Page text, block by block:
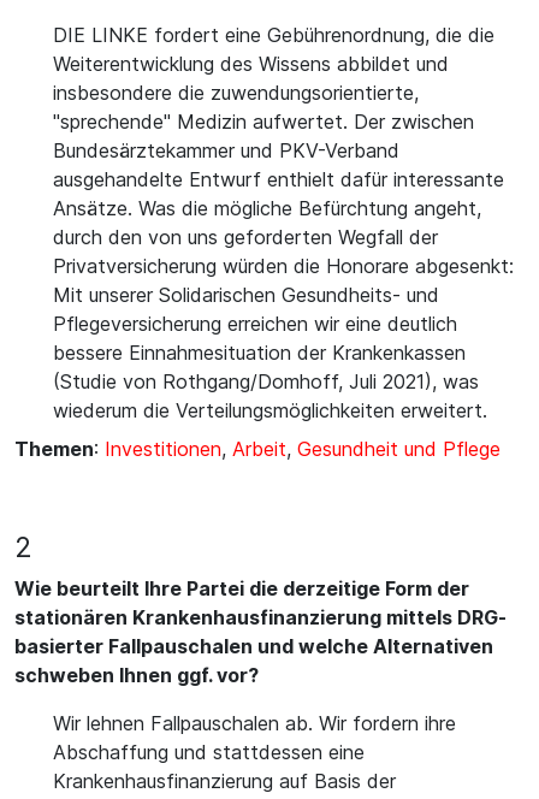
DIE LINKE fordert eine Gebührenordnung, die die
Weiterentwicklung des Wissens abbildet und
insbesondere die zuwendungsorientierte,
"sprechende" Medizin aufwertet. Der zwischen
Bundesärztekammer und PKV-Verband
ausgehandelte Entwurf enthielt dafür interessante
Ansätze. Was die mögliche Befürchtung angeht,
durch den von uns geforderten Wegfall der
Privatversicherung würden die Honorare abgesenkt:
Mit unserer Solidarischen Gesundheits- und
Pflegeversicherung erreichen wir eine deutlich
bessere Einnahmesituation der Krankenkassen
(Studie von Rothgang/Domhoff, Juli 2021), was
wiederum die Verteilungsmöglichkeiten erweitert.
Themen: Investitionen, Arbeit, Gesundheit und Pflege
2
Wie beurteilt Ihre Partei die derzeitige Form der
stationären Krankenhausfinanzierung mittels DRG-
basierter Fallpauschalen und welche Alternativen
schweben Ihnen ggf. vor?
Wir lehnen Fallpauschalen ab. Wir fordern ihre
Abschaffung und stattdessen eine
Krankenhausfinanzierung auf Basis der